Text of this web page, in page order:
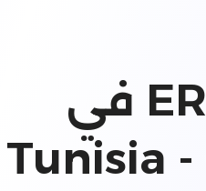
أفضل نظام ERP في
Tunisia -